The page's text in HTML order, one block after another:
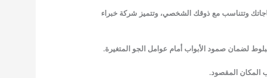
وتتناسب مع ذوقك الشخصي، وتتميز شركة خبراء
لضمان صمود الأبواب أمام عوامل الجو المتغيرة.
المكان المقصود.